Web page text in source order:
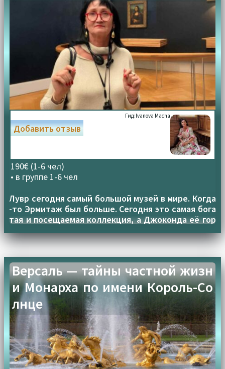
Гид:Ivanova Macha
190€ (1-6 чел)
• в группе 1-6 чел
Добавить отзыв
Лувр сегодня самый большой музей в мире. Когда
-то Эрмитаж был больше. Сегодня это самая бога
тая и посещаемая коллекция, а Джоконда её гор
дость
Версаль — тайны частной жизн
и Монарха по имени Король-Со
лнце